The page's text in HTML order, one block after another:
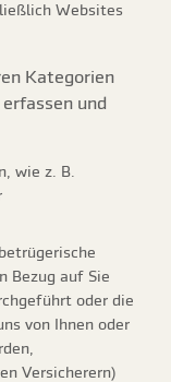
Websites
Kategorien
und
wie z. B.
Bezug auf Sie
oder die
von Ihnen oder
Versicherern)